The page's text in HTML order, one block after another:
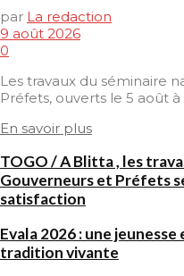
par La redaction
9 août 2026
0
Les travaux du séminaire
Préfets, ouverts le 5 août
En savoir plus
TOGO / A Blitta , les
Gouverneurs et Préfets
satisfaction
Evala 2026 : une
tradition vivante